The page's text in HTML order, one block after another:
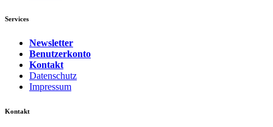
Services
Newsletter
Benutzerkonto
Kontakt
Datenschutz
Impressum
Kontakt